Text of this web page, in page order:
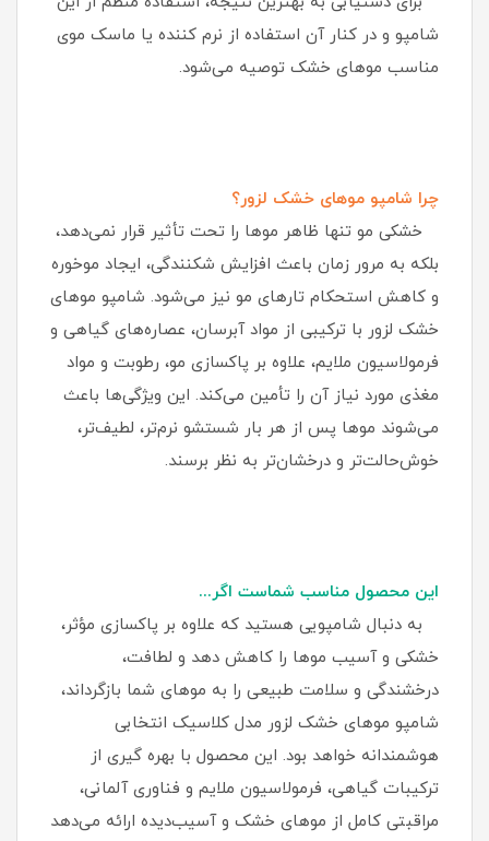
شامپو و در کنار آن استفاده از نرم‌ کننده یا ماسک موی
مناسب موهای خشک توصیه می‌شود.
چرا شامپو موهای خشک لزور؟
خشکی مو تنها ظاهر موها را تحت تأثیر قرار نمی‌دهد،
بلکه به مرور زمان باعث افزایش شکنندگی، ایجاد موخوره
و کاهش استحکام تارهای مو نیز می‌شود. شامپو موهای
خشک لزور با ترکیبی از مواد آبرسان، عصاره‌های گیاهی و
فرمولاسیون ملایم، علاوه بر پاکسازی مو، رطوبت و مواد
مغذی مورد نیاز آن را تأمین می‌کند. این ویژگی‌ها باعث
می‌شوند موها پس از هر بار شستشو نرم‌تر، لطیف‌تر،
خوش‌حالت‌تر و درخشان‌تر به نظر برسند.
این محصول مناسب شماست اگر...
به دنبال شامپویی هستید که علاوه بر پاکسازی مؤثر،
خشکی و آسیب موها را کاهش دهد و لطافت،
درخشندگی و سلامت طبیعی را به موهای شما بازگرداند،
شامپو موهای خشک لزور مدل کلاسیک انتخابی
هوشمندانه خواهد بود. این محصول با بهره‌ گیری از
ترکیبات گیاهی، فرمولاسیون ملایم و فناوری آلمانی،
مراقبتی کامل از موهای خشک و آسیب‌دیده ارائه می‌دهد